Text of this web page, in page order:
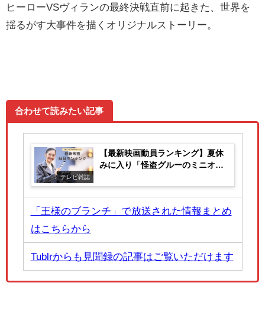
ヒーローVSヴィランの最終決戦直前に起きた、世界を
揺るがす大事件を描くオリジナルストーリー。
合わせて読みたい記事
テレビ雑誌
【最新映画動員ランキング】夏休
みに入り「怪盗グルーのミニオン
「王様のブランチ」で放送された情報まとめ
はこちらから
Tublrからも見聞録の記事はご覧いただけます